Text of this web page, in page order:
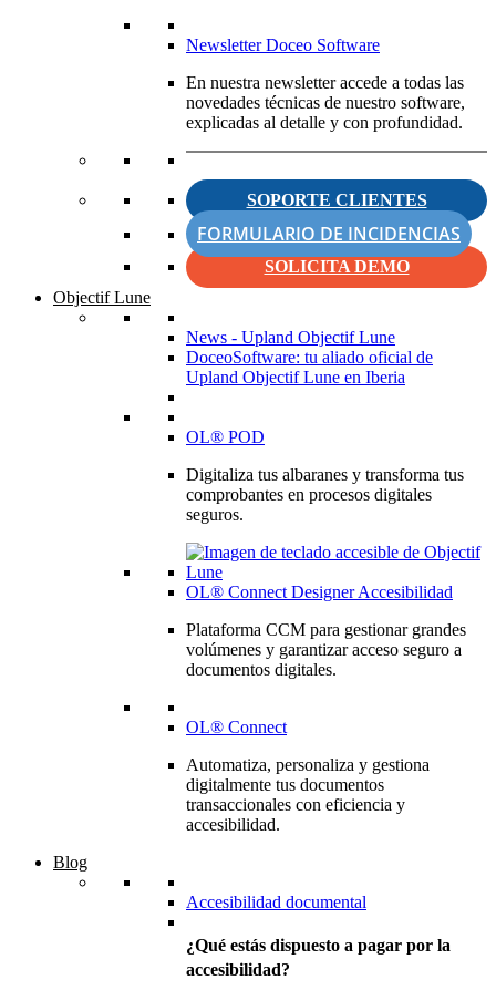
Newsletter Doceo Software
En nuestra newsletter accede a todas las
novedades técnicas de nuestro software,
explicadas al detalle y con profundidad.
SOPORTE CLIENTES
FORMULARIO DE INCIDENCIAS
SOLICITA DEMO
Objectif Lune
News - Upland Objectif Lune
DoceoSoftware: tu aliado oficial de
Upland Objectif Lune en Iberia
OL® POD
Digitaliza tus albaranes y transforma tus
comprobantes en procesos digitales
seguros.
OL® Connect Designer Accesibilidad
Plataforma CCM para gestionar grandes
volúmenes y garantizar acceso seguro a
documentos digitales.
OL® Connect
Automatiza, personaliza y gestiona
digitalmente tus documentos
transaccionales con eficiencia y
accesibilidad.
Blog
Accesibilidad documental
¿Qué estás dispuesto a pagar por la
accesibilidad?